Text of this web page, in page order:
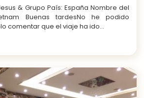
& Grupo País: España Nombre del
Buenas tardesNo he podido
comentar que el viaje ha ido...